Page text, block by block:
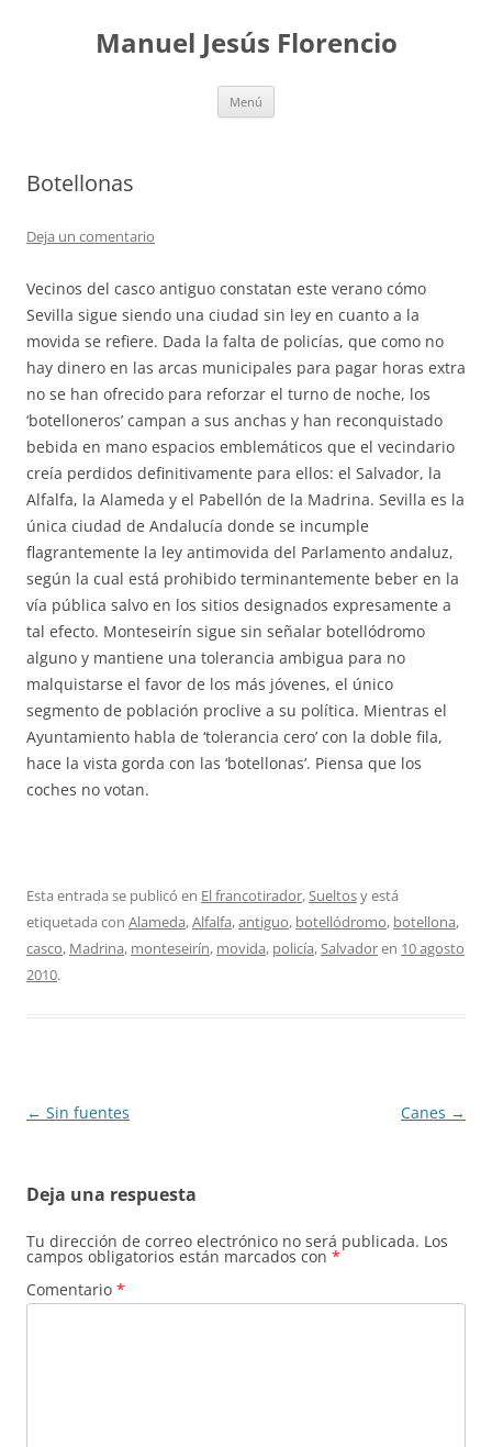
contenidoManuel Jesús Florencio
Menú
Botellonas
Deja un comentario
Vecinos del casco antiguo constatan este verano cómo
Sevilla sigue siendo una ciudad sin ley en cuanto a la
movida se refiere. Dada la falta de policías, que como no
hay dinero en las arcas municipales para pagar horas extra
no se han ofrecido para reforzar el turno de noche, los
‘botelloneros’ campan a sus anchas y han reconquistado
bebida en mano espacios emblemáticos que el vecindario
creía perdidos definitivamente para ellos: el Salvador, la
Alfalfa, la Alameda y el Pabellón de la Madrina. Sevilla es la
única ciudad de Andalucía donde se incumple
flagrantemente la ley antimovida del Parlamento andaluz,
según la cual está prohibido terminantemente beber en la
vía pública salvo en los sitios designados expresamente a
tal efecto. Monteseirín sigue sin señalar botellódromo
alguno y mantiene una tolerancia ambigua para no
malquistarse el favor de los más jóvenes, el único
segmento de población proclive a su política. Mientras el
Ayuntamiento habla de ‘tolerancia cero’ con la doble fila,
hace la vista gorda con las ‘botellonas’. Piensa que los
coches no votan.
Esta entrada se publicó en El francotirador,Sueltosy está
etiquetada con Alameda,Alfalfa,antiguo, botellódromo, botellona,
casco, Madrina, monteseirín, movida, policía,Salvadoren 10 agosto
2010.
Navegación
← Sin fuentes Canes →
Deja una respuesta
Tu dirección de correo electrónico no será publicada. Los
campos obligatorios están marcados con *
Comentario *